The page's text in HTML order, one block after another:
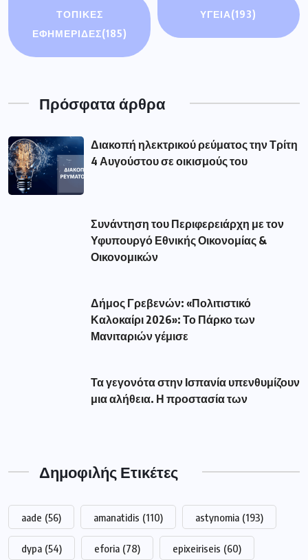
ΤΟΠΙΚΕΣ
ΕΦΗΜΕΡΙΔΕΣ(185)
ΥΓΕΙΑ(193)
Πρόσφατα άρθρα
Διακοπή ηλεκτρικού ρεύματος την Τρίτη
4 Αυγούστου σε οικισμούς του
Συνάντηση του Περιφερειάρχη με τον
Υφυπουργό Εθνικής Οικονομίας &
Οικονομικών
Δήμος Γρεβενών: «Πολιτιστικό
Καλοκαίρι 2026»: Το Πάρκο των
Μανιταριών γέμισε
Τα γεγονότα στην Ισπανία υπενθυμίζουν
μια αλήθεια. Η προστασία των
Δημοφιλής Ετικέτες
aade (56) amanatidis (110) astynomia (193)
dypa (54) eforia (78) epixeiriseis (60)